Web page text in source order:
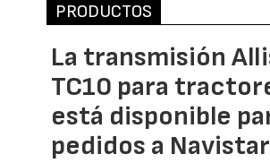
PRODUCTOS
La transmisión
TC10 para
está disponible
pedidos a Navistar